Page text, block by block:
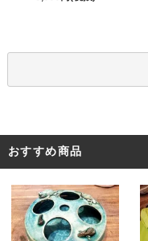
おすすめ商品